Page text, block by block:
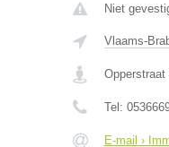
Niet
Vlaams-
Opperstraat
Tel:
E-mail ›